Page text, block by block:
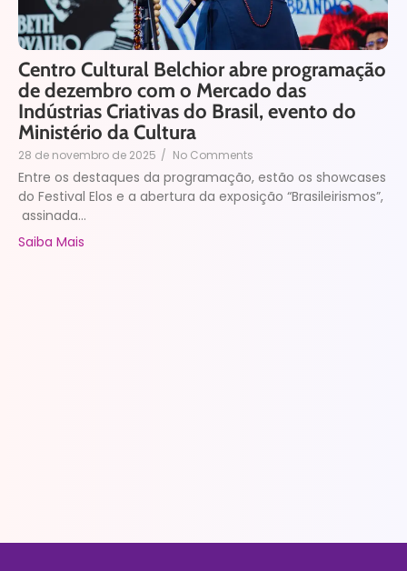
Centro Cultural Belchior abre programação
de dezembro com o Mercado das
Indústrias Criativas do Brasil, evento do
Ministério da Cultura
28 de novembro de 2025 / No Comments
Entre os destaques da programação, estão os showcases
do Festival Elos e a abertura da exposição “Brasileirismos”,
assinada...
Saiba Mais